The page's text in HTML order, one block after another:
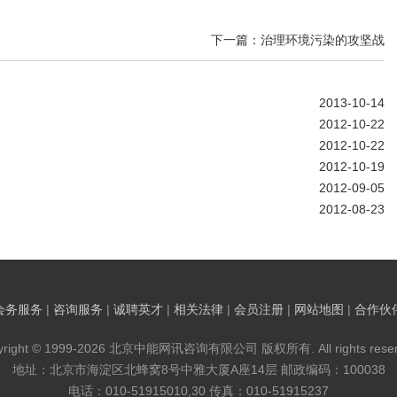
下一篇：治理环境污染的攻坚战
2013-10-14
2012-10-22
2012-10-22
2012-10-19
2012-09-05
2012-08-23
务服务 | 咨询服务 | 诚聘英才 | 相关法律 | 会员注册 | 网站地图 | 合作伙
© 1999-2026 北京中能网讯咨询有限公司 版权所有. All rights
地址：北京市海淀区北蜂窝8号中雅大厦A座14层 邮政编码：100038
电话：010-51915010,30 传真：010-51915237